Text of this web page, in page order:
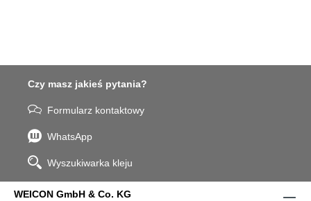
Czy masz jakieś pytania?
Formularz kontaktowy
WhatsApp
Wyszukiwarka kleju
WEICON GmbH & Co. KG